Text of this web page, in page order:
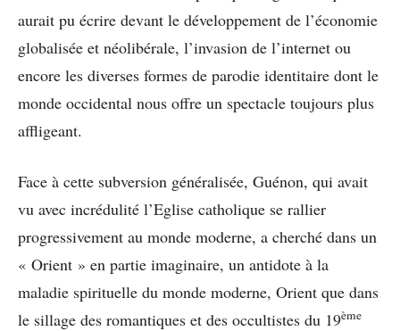
aurait pu écrire devant le développement de l’économie
globalisée et néolibérale, l’invasion de l’internet ou
encore les diverses formes de parodie identitaire dont le
monde occidental nous offre un spectacle toujours plus
affligeant.
Face à cette subversion généralisée, Guénon, qui avait
vu avec incrédulité l’Eglise catholique se rallier
progressivement au monde moderne, a cherché dans un
« Orient » en partie imaginaire, un antidote à la
maladie spirituelle du monde moderne, Orient que dans
le sillage des romantiques et des occultistes du 19ème